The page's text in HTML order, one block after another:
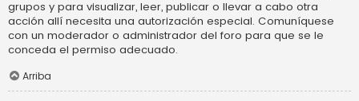
grupos y para visualizar, leer, publicar o llevar a cabo otra
acción allí necesita una autorización especial. Comuníquese
con un moderador o administrador del foro para que se le
conceda el permiso adecuado.
Arriba